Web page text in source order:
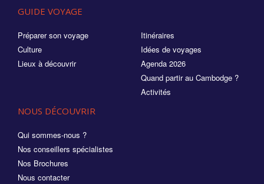
GUIDE VOYAGE
Préparer son voyage
Culture
Lieux à découvrir
Itinéraires
Idées de voyages
Agenda 2026
Quand partir au Cambodge ?
Activités
NOUS DÉCOUVRIR
Qui sommes-nous ?
Nos conseillers spécialistes
Nos Brochures
Nous contacter